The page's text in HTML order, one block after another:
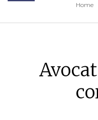
Home